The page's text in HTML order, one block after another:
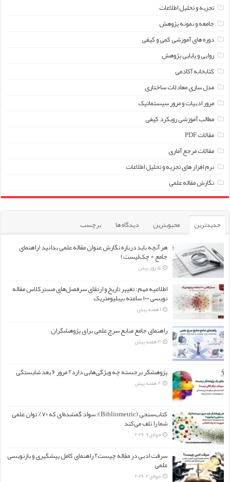
تجزیه و تحلیل اطلاعات
جامعه و نمونه پژوهش
دوره های آموزشی کمی و کیفی
روایی و پایایی پژوهش
کتابخانه آکادمی
مدل سازی معادلات ساختاری
مرور ادبیات و مرور سیستماتیک
مطالب آموزشی رویکرد کیفی
مقالات PDF
مقالات مرجع آماری
نرم افزار های تجزیه و تحلیل اطلاعات
نگارش مقاله علمی
جدیدترین محبوبترین دیدگاه ها
برچسب
هر آنچه باید درباره نگارش عنوان مقاله علمی بدانید (راهنمای
جامع + چک‌لیست)
5 روز پیش
اطلاعیه مهم: تغییر تاریخ و ارتقای سرفصل‌های مسترکلاس مقاله
نویسی ۱۰۰ ساعته بیبلیومتریک
1 هفته پیش
راهنمای جامع منابع سرچ علمی برای پژوهشگران
3 هفته پیش
پژوهشگر برجسته چه ویژگی‌هایی دارد؟ مرور ۶ بعد شایستگی
4 هفته پیش
کتاب‌سنجی (Bibliometric)؛ سواد گمشده‌ای که ۷۰٪ توان علمی
شما را تلف می‌کند
جولای 9, 2026
سرقت ادبی در مقاله چیست؟ راهنمای کامل پیشگیری و بازنویسی
علمی
جولای 2, 2026